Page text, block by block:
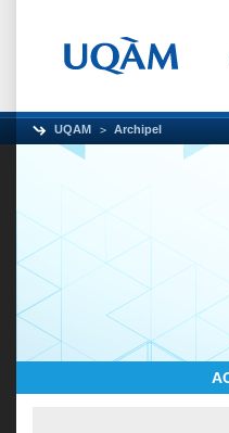
UQAM Archipel